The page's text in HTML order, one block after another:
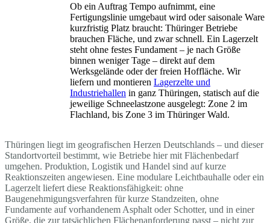
Ob ein Auftrag Tempo aufnimmt, eine
Fertigungslinie umgebaut wird oder saisonale Ware
kurzfristig Platz braucht: Thüringer Betriebe
brauchen Fläche, und zwar schnell. Ein Lagerzelt
steht ohne festes Fundament – je nach Größe
binnen weniger Tage – direkt auf dem
Werksgelände oder der freien Hoffläche. Wir
liefern und montieren Lagerzelte und
Industriehallen in ganz Thüringen, statisch auf die
jeweilige Schneelastzone ausgelegt: Zone 2 im
Flachland, bis Zone 3 im Thüringer Wald.
Thüringen liegt im geografischen Herzen Deutschlands – und dieser
Standortvorteil bestimmt, wie Betriebe hier mit Flächenbedarf
umgehen. Produktion, Logistik und Handel sind auf kurze
Reaktionszeiten angewiesen. Eine modulare Leichtbauhalle oder ein
Lagerzelt liefert diese Reaktionsfähigkeit: ohne
Baugenehmigungsverfahren für kurze Standzeiten, ohne
Fundamente auf vorhandenem Asphalt oder Schotter, und in einer
Größe, die zur tatsächlichen Flächenanforderung passt – nicht zur